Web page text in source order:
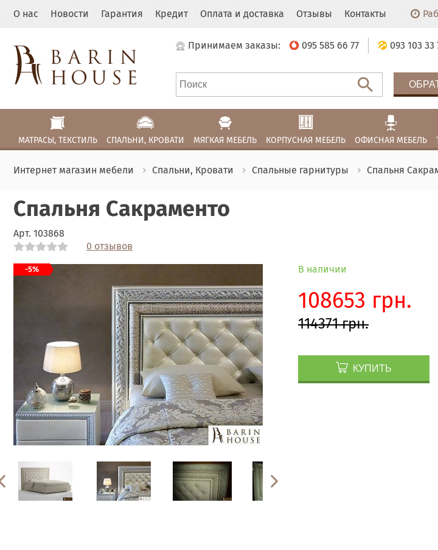
О нас Новости Гарантия Кредит Оплата и доставка Отзывы Контакты
Принимаем заказы: 095 585 66 77 093 103 33
МАТРАСЫ, ТЕКСТИЛЬ СПАЛЬНИ, КРОВАТИ МЯГКАЯ МЕБЕЛЬ КОРПУСНАЯ МЕБЕЛЬ ОФИСНАЯ МЕБЕЛЬ
Интернет магазин мебели Спальни, Кровати Спальные гарнитуры Спальня
Спальня Сакраменто
Арт. 103868
0 отзывов
-5%
Link
Link
Link
Link
Link
Link В наличии
108653 грн.
114371 грн.
КУПИТЬ